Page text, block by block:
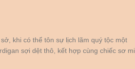
khi có thể tôn sự lịch lãm quý tộc một
sợi dệt thô, kết hợp cùng chiếc sơ mi